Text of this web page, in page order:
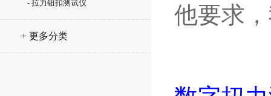
- 拉力钮扣测试仪
+ 更多分类
他要求